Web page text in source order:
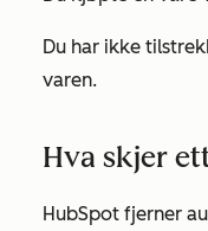
Du har ikke
varen.
Hva skjer
HubSpot fjerner